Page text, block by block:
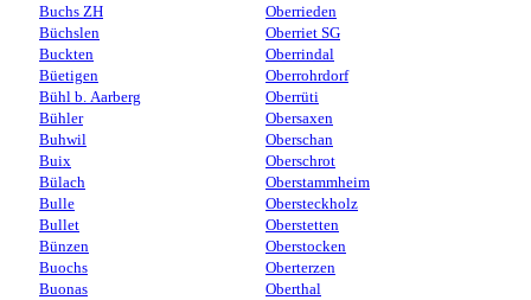
Buchs ZH
Büchslen
Buckten
Büetigen
Bühl b. Aarberg
Bühler
Buhwil
Buix
Bülach
Bulle
Bullet
Bünzen
Buochs
Buonas
Oberrieden
Oberriet SG
Oberrindal
Oberrohrdorf
Oberrüti
Obersaxen
Oberschan
Oberschrot
Oberstammheim
Obersteckholz
Oberstetten
Oberstocken
Oberterzen
Oberthal